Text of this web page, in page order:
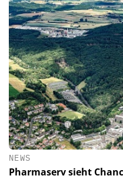
NEWS
Pharmaserv sieht